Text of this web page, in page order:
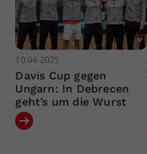
10.04.2025
Davis Cup gegen
Ungarn: In Debrecen
geht’s um die Wurst